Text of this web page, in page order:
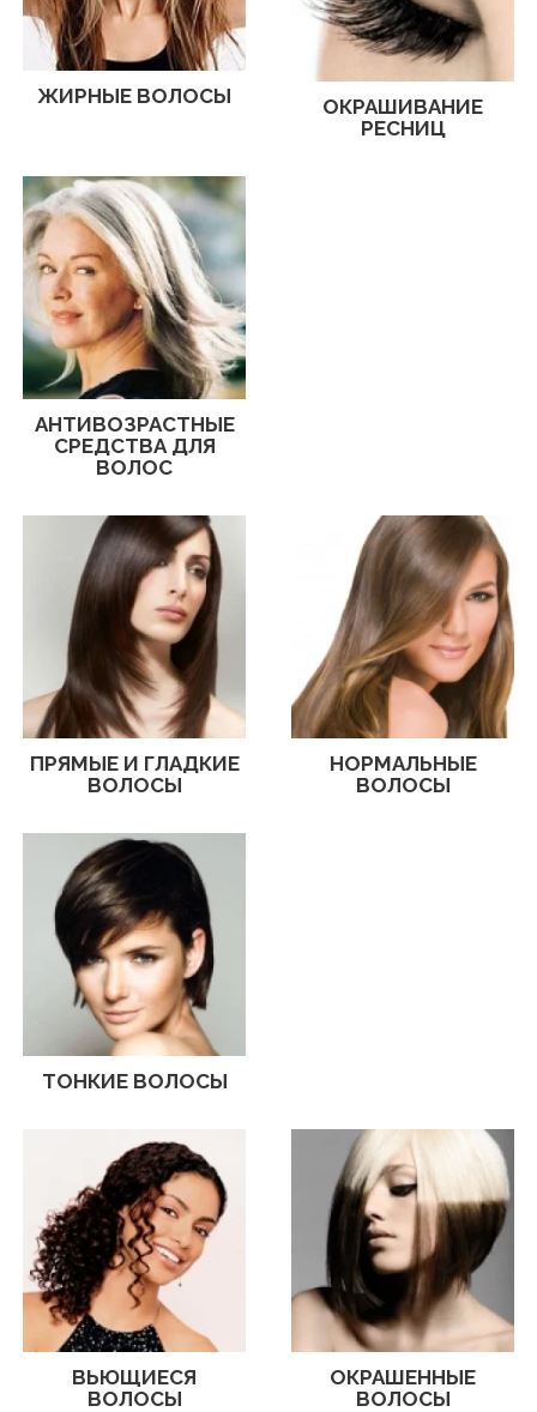
ЖИРНЫЕ ВОЛОСЫ
ОКРАШИВАНИЕ
РЕСНИЦ
АНТИВОЗРАСТНЫЕ
СРЕДСТВА ДЛЯ
ВОЛОС
ПРЯМЫЕ И ГЛАДКИЕ
ВОЛОСЫ
НОРМАЛЬНЫЕ
ВОЛОСЫ
ТОНКИЕ ВОЛОСЫ
ВЬЮЩИЕСЯ
ВОЛОСЫ
ОКРАШЕННЫЕ
ВОЛОСЫ